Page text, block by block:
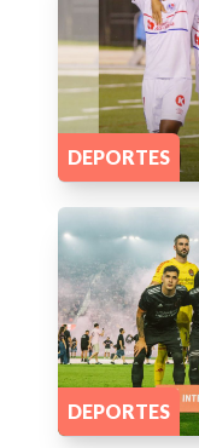
DEPORTES
DEPORTES